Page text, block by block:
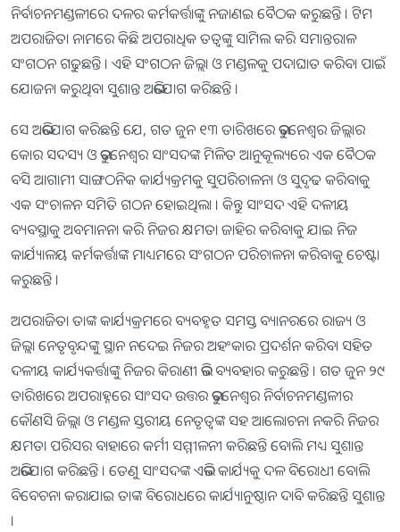
ନିର୍ବାଚନମଣ୍ଡଳୀରେ ଦଳର କର୍ମକର୍ତ୍ତାଙ୍କୁ ନଜାଣଇ ବୈଠକ କରୁଛନ୍ତି । ଟିମ
ଅପରାଜିତା ନାମରେ କିଛି ଅପରାଧିକ ତତ୍ବଙ୍କୁ ସାମିଲ କରି ସମାନ୍ତରାଳ
ସଂଗଠନ ଗଢୁଛନ୍ତି । ଏହି ସଂଗଠନ ଜିଲ୍ଲା ଓ ମଣ୍ଡଳକୁ ପଦାଘାତ କରିବା ପାଇଁ
ଯୋଜନା କରୁଥିବା ସୁଶାନ୍ତ ଅଭିଯୋଗ କରିଛନ୍ତି ।
ସେ ଅଭିଯୋଗ କରିଛନ୍ତି ଯେ, ଗତ ଜୁନ ୧୩ ତାରିଖରେ ଭୁବନେଶ୍ବର ଜିଲ୍ଲାର
କୋର ସଦସ୍ୟ ଓ ଭୁବନେଶ୍ବର ସାଂସଦଙ୍କ ମିଳିତ ଆନୁକୂଲ୍ୟରେ ଏକ ବୈଠକ
ବସି ଆଗାମୀ ସାଙ୍ଗଠନିକ କାର୍ଯ୍ୟକ୍ରମକୁ ସୁପରିଚାଳନା ଓ ସୁଦୃଢ କରିବାକୁ
ଏକ ସଂଚାଳନ ସମିତି ଗଠନ ହୋଇଥିଲା । କିନ୍ତୁ ସାଂସଦ ଏହି ଦଳୀୟ
ବ୍ୟବସ୍ଥାକୁ ଅବମାନନା କରି ନିଜର କ୍ଷମତା ଜାହିର କରିବାକୁ ଯାଇ ନିଜ
କାର୍ଯ୍ୟାଳୟ କର୍ମକର୍ତ୍ତାଙ୍କ ମାଧ୍ୟମରେ ସଂଗଠନ ପରିଚାଳନା କରିବାକୁ ଚେଷ୍ଟା
କରୁଛନ୍ତି ।
ଅପରାଜିତା ତାଙ୍କ କାର୍ଯ୍ୟକ୍ରମରେ ବ୍ୟବହୃତ ସମସ୍ତ ବ୍ୟାନରରେ ରାଜ୍ୟ ଓ
ଜିଲ୍ଲା ନେତୃବୃନ୍ଦଙ୍କୁ ସ୍ଥାନ ନଦେଇ ନିଜର ଅହଂକାର ପ୍ରଦର୍ଶନ କରିବା ସହିତ
ଦଳୀୟ କାର୍ଯ୍ୟକର୍ତ୍ତାଙ୍କୁ ନିଜର କିରାଣୀ ଭଳି ବ୍ୟବହାର କରୁଛନ୍ତି । ଗତ ଜୁନ ୨୯
ତାରିଖରେ ଅପରାହ୍ନରେ ସାଂସଦ ଉତ୍ତର ଭୁବନେଶ୍ବର ନିର୍ବାଚନମଣ୍ଡଳୀର
କୌଣସି ଜିଲ୍ଲା ଓ ମଣ୍ଡଳ ସ୍ତରୀୟ ନେତୃତ୍ବଙ୍କ ସହ ଆଲୋଚନା ନକରି ନିଜର
କ୍ଷମତା ପରିସର ବାହାରେ କର୍ମୀ ସମ୍ମୀଳନୀ କରିଛନ୍ତି ବୋଲି ମଧ୍ୟ ସୁଶାନ୍ତ
ଅଭିଯୋଗ କରିଛନ୍ତି । ତେଣୁ ସାଂସଦଙ୍କ ଏଭଳି କାର୍ଯ୍ୟକୁ ଦଳ ବିରୋଧୀ ବୋଲି
ବିବେଚନା କରାଯାଇ ତାଙ୍କ ବିରୋଧରେ କାର୍ଯ୍ୟାନୁଷ୍ଠାନ ଦାବି କରିଛନ୍ତି ସୁଶାନ୍ତ
।